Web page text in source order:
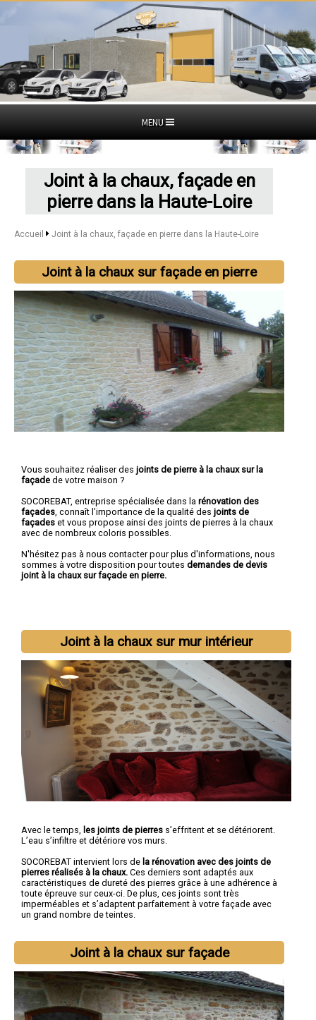
MENU
Joint à la chaux, façade en
pierre dans la Haute-Loire
Accueil Joint à la chaux, façade en pierre dans la Haute-Loire
Joint à la chaux sur façade en pierre
Vous souhaitez réaliser des joints de pierre à la chaux sur la
façade de votre maison ?
SOCOREBAT, entreprise spécialisée dans la rénovation des
façades , connaît l’importance de la qualité des joints de
façades et vous propose ainsi des joints de pierres à la chaux
avec de nombreux coloris possibles.
N'hésitez pas à nous contacter pour plus d'informations, nous
sommes à votre disposition pour toutes demandes de devis
joint à la chaux sur façade en pierre.
Joint à la chaux sur mur intérieur
Avec le temps, les joints de pierres s’effritent et se détériorent.
L’eau s’infiltre et détériore vos murs.
SOCOREBAT intervient lors de la rénovation avec des joints de
pierres réalisés à la chaux. Ces derniers sont adaptés aux
caractéristiques de dureté des pierres grâce à une adhérence à
toute épreuve sur ceux-ci. De plus, ces joints sont très
imperméables et s’adaptent parfaitement à votre façade avec
un grand nombre de teintes.
Joint à la chaux sur façade